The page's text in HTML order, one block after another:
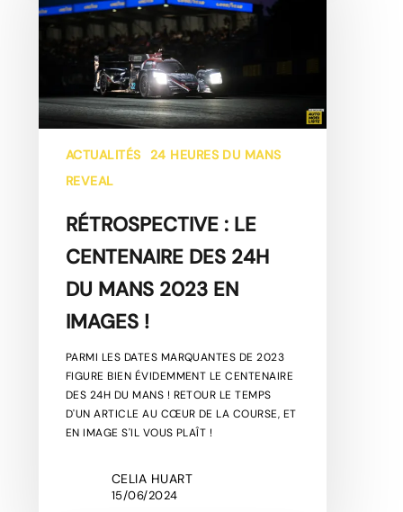
DES
24H
2023
EN
ACTUALITÉS
24 HEURES DU MANS
REVEAL
RÉTROSPECTIVE : LE
CENTENAIRE DES 24H
DU MANS 2023 EN
IMAGES !
PARMI LES DATES MARQUANTES DE 2023
FIGURE BIEN ÉVIDEMMENT LE CENTENAIRE
DES 24H DU MANS ! RETOUR LE TEMPS
D'UN ARTICLE AU CŒUR DE LA COURSE, ET
EN IMAGE S'IL VOUS PLAÎT !
CELIA HUART
15/06/2024